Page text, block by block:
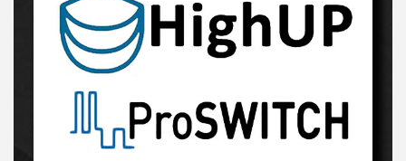
Innowacyjny proces-kliknij, a dowiesz sie więcej